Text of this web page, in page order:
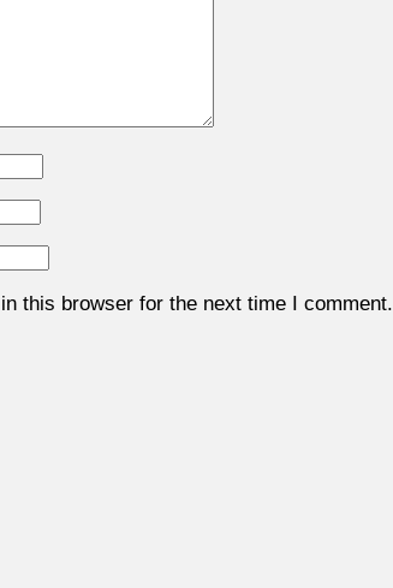
this browser for the next time I comment.